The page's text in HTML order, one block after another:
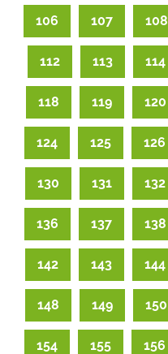
106 107 108
112 113 114
118 119 120
124 125 126
130 131 132
136 137 138
142 143 144
148 149 150
154 155 156